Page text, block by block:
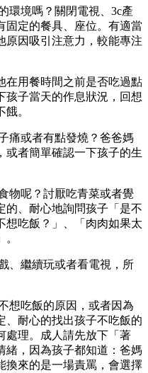
環境嗎？關閉電視、3c產
固定的餐具、座位。有適當
原因吸引注意力，較能專注
在用餐時間之前是否吃過點
孩子當天的作息狀況，回想
餓。
痛或者有點發燒？爸爸媽
或者簡單確認一下孩子的生
物呢？討厭吃青菜或者覺
的、耐心地詢問孩子「是不
想吃飯？」、「肉肉如果太
。
、繼續玩或者看電視，所
想吃飯的原因，或者因為
、耐心的找出孩子不吃飯的
處理。成人請先放下「著
緒，因為孩子都知道：爸媽
換來的是一場責罵，會選擇